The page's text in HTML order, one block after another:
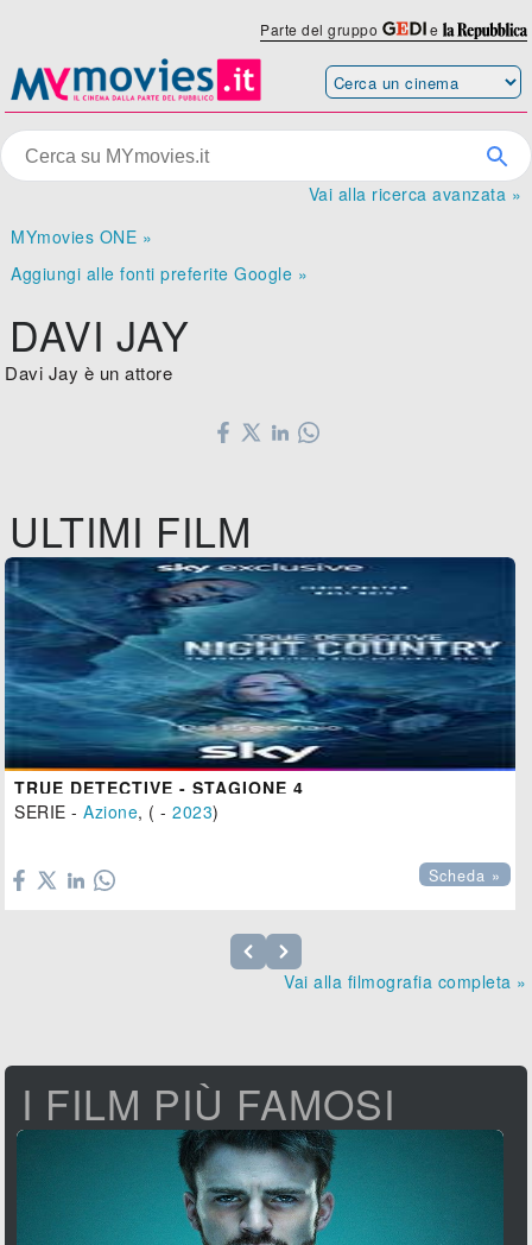
Parte del gruppo e
Vai alla ricerca avanzata »
MYmovies ONE »
Aggiungi alle fonti preferite Google »
DAVI JAY
Davi Jay è un attore
ULTIMI FILM
TRUE DETECTIVE - STAGIONE 4
SERIE -Azione, ( -2023)
Scheda »
Vai alla filmografia completa »
I FILM PIÙ FAMOSI